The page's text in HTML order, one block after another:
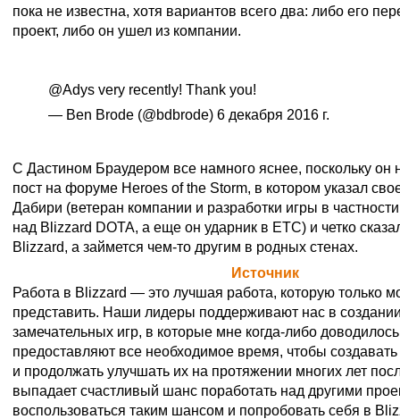
пока не известна, хотя вариантов всего два: либо его
проект, либо он ушел из компании.
@Adys very recently! Thank you!
— Ben Brode (@bdbrode) 6 декабря 2016 г.
С Дастином Браудером все намного яснее, поскольку
пост на форуме Heroes of the Storm, в котором указал
Дабири (ветеран компании и разработки игры в
над Blizzard DOTA, а еще он ударник в ETC) и четко
Blizzard, а займется чем-то другим в родных стенах.
Источник
Работа в Blizzard — это лучшая работа, которую только
представить. Наши лидеры поддерживают нас в
замечательных игр, в которые мне когда-либо
предоставляют все необходимое время, чтобы
и продолжать улучшать их на протяжении многих лет
выпадает счастливый шанс поработать над другими
воспользоваться таким шансом и попробовать себя в